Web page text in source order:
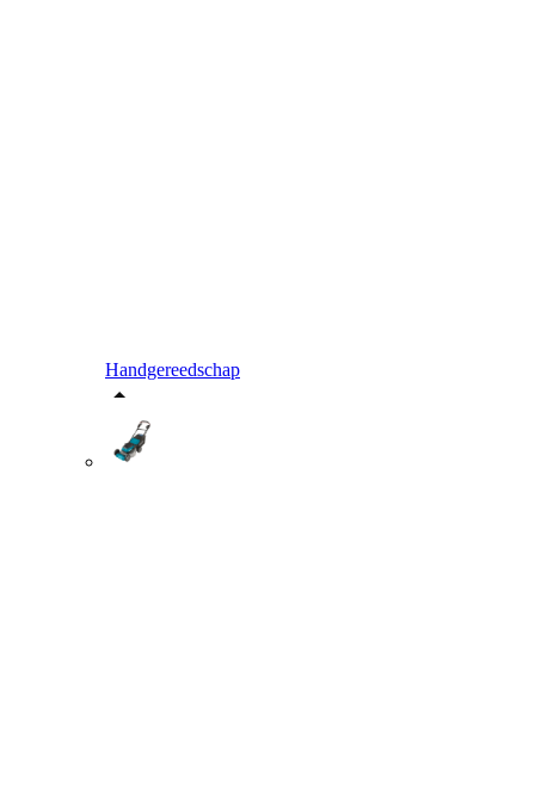
Handgereedschap